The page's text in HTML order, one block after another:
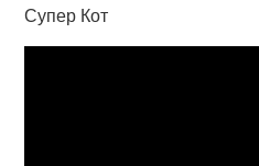
Супер Кот